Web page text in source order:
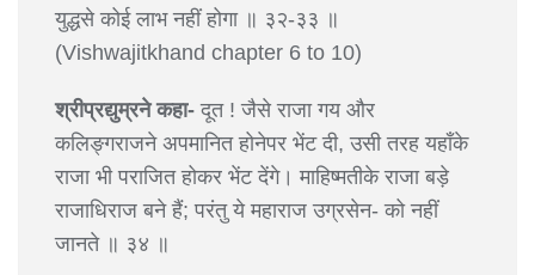
युद्धसे कोई लाभ नहीं होगा ॥ ३२-३३ ॥
(Vishwajitkhand chapter 6 to 10)
श्रीप्रद्युम्रने कहा- दूत ! जैसे राजा गय और
कलिङ्गराजने अपमानित होनेपर भेंट दी, उसी तरह यहाँके
राजा भी पराजित होकर भेंट देंगे। माहिष्मतीके राजा बड़े
राजाधिराज बने हैं; परंतु ये महाराज उग्रसेन- को नहीं
जानते ॥ ३४ ॥